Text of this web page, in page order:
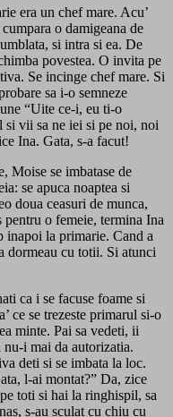
era un chef mare. Acu’
o damigeana de
si intra si ea. De
povestea. O invita pe
Se incinge chef mare. Si
sa i-o semneze
“Uite ce-i, eu ti-o
si vii sa ne iei si pe noi, noi
Ina. Gata, s-a facut!
Moise se imbatase de
se apuca noaptea si
doua ceasuri de munca,
o femeie, termina Ina
inapoi la primarie. Cand a
dormeau cu totii. Si atunci
ca i se facuse foame si
ce se trezeste primarul si-o
minte. Pai sa vedeti, ii
nu-i mai da autorizatia.
deti si se imbata la loc.
l-ai montat?” Da, zice
toti si hai la ringhispil, sa
s-au sculat cu chiu cu